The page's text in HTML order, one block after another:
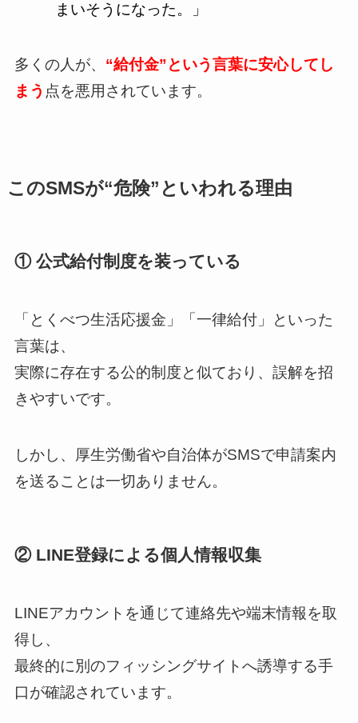
まいそうになった。」
多くの人が、 “給付金”という言葉に安心してし
まう 点を悪用されています。
このSMSが“危険”といわれる理由
① 公式給付制度を装っている
「とくべつ生活応援金」「一律給付」といった
言葉は、
実際に存在する公的制度と似ており、誤解を招
きやすいです。
しかし、厚生労働省や自治体がSMSで申請案内
を送ることは一切ありません。
② LINE登録による個人情報収集
LINEアカウントを通じて連絡先や端末情報を取
得し、
最終的に別のフィッシングサイトへ誘導する手
口が確認されています。